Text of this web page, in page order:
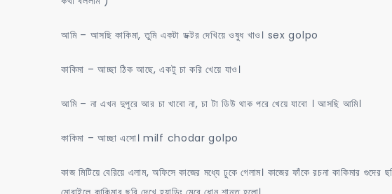
আমি – আসছি কাকিমা, তুমি একটা ডক্টর দেখিয়ে ওষুধ খাও। sex golpo
কাকিমা – আচ্ছা ঠিক আছে, একটু চা করি খেয়ে যাও।
আমি – না এখন দুপুরে আর চা খাবো না, চা টা ডিউ থাক পরে খেয়ে যাবো । আসছি আমি।
কাকিমা – আচ্ছা এসো। milf chodar golpo
কাজ মিটিয়ে বেরিয়ে এলাম, অফিসে কাজের মধ্যে ঢুকে গেলাম। কাজের ফাঁকে রচনা কাকিমার